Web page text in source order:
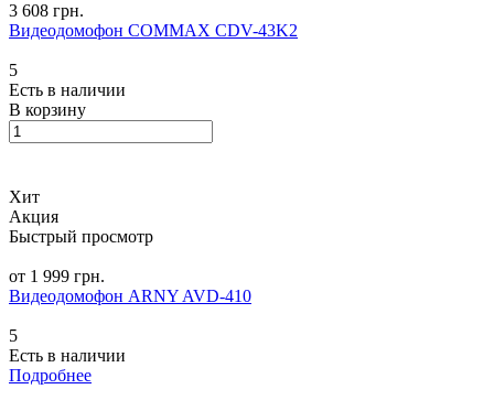
3 608 грн.
Видеодомофон COMMAX CDV-43K2
5
Есть в наличии
В корзину
Хит
Акция
Быстрый просмотр
от 1 999 грн.
Видеодомофон ARNY AVD-410
5
Есть в наличии
Подробнее